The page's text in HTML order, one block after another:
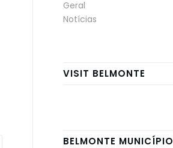
Geral
Notícias
VISIT BELMONTE
BELMONTE MUNICÍPIO